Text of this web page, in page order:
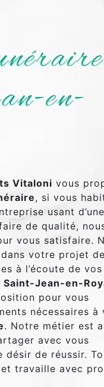
en-
Vitaloni vous
, si vous
usant d’une
de qualité,
vous satisfaire.
votre projet de
à l’écoute de vos
Saint-Jean-en-
pour vous
nécessaires à
. Notre métier est
avec vous
désir de réussir.
travaille avec